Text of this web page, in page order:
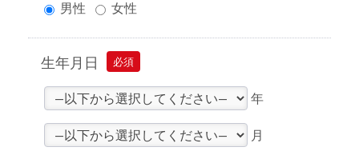
男性 女性
生年月日 必須
年
月